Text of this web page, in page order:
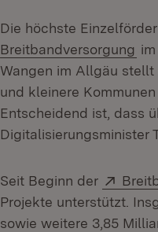
Die höchste
Breitbandversorgung
Wangen im Allgäu stellt
und kleinere
Entscheidend ist, dass
Digitalisierungsminister
Seit Beginn der
Projekte unterstützt.
sowie weitere 3,85